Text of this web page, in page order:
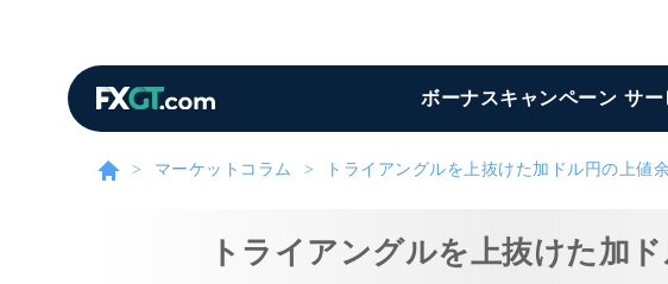
ボーナスキャンペーン サー
マーケットコラム トライアングルを上抜けた加ドル円の上値
トライアングルを上抜けた加